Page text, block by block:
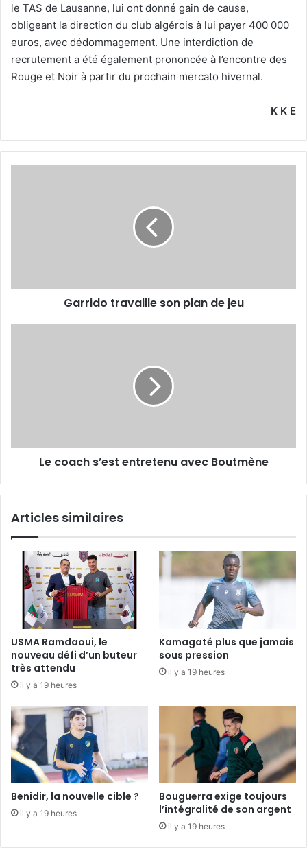
le TAS de Lausanne, lui ont donné gain de cause,
obligeant la direction du club algérois à lui payer 400 000
euros, avec dédommagement. Une interdiction de
recrutement a été également prononcée à l’encontre des
Rouge et Noir à partir du prochain mercato hivernal.
K K E
Garrido travaille son plan de jeu
Le coach s’est entretenu avec Boutmène
Articles similaires
USMA Ramdaoui, le
nouveau défi d’un buteur
très attendu
il y a 19 heures
Kamagaté plus que jamais
sous pression
il y a 19 heures
Benidir, la nouvelle cible ?
il y a 19 heures
Bouguerra exige toujours
l’intégralité de son argent
il y a 19 heures